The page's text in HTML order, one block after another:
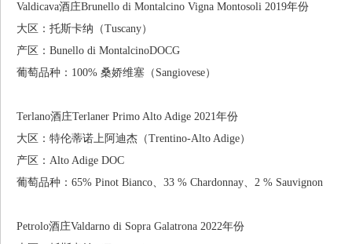
Valdicava酒庄Brunello di Montalcino Vigna Montosoli 2019年份
大区：托斯卡纳（Tuscany）
产区：Bunello di MontalcinoDOCG
葡萄品种：100% 桑娇维塞（Sangiovese）
Terlano酒庄Terlaner Primo Alto Adige 2021年份
大区：特伦蒂诺上阿迪杰（Trentino-Alto Adige）
产区：Alto Adige DOC
葡萄品种：65% Pinot Bianco、33 % Chardonnay、2 % Sauvignon
Petrolo酒庄Valdarno di Sopra Galatrona 2022年份